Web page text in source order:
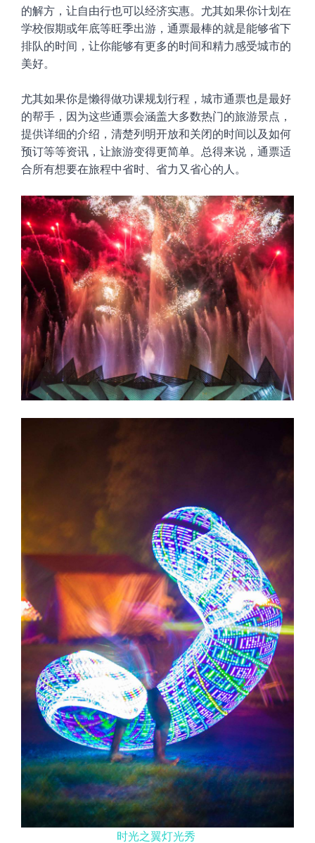
的解方，让自由行也可以经济实惠。尤其如果你计划在
学校假期或年底等旺季出游，通票最棒的就是能够省下
排队的时间，让你能够有更多的时间和精力感受城市的
美好。
尤其如果你是懒得做功课规划行程，城市通票也是最好
的帮手，因为这些通票会涵盖大多数热门的旅游景点，
提供详细的介绍，清楚列明开放和关闭的时间以及如何
预订等等资讯，让旅游变得更简单。总得来说，通票适
合所有想要在旅程中省时、省力又省心的人。
时光之翼灯光秀